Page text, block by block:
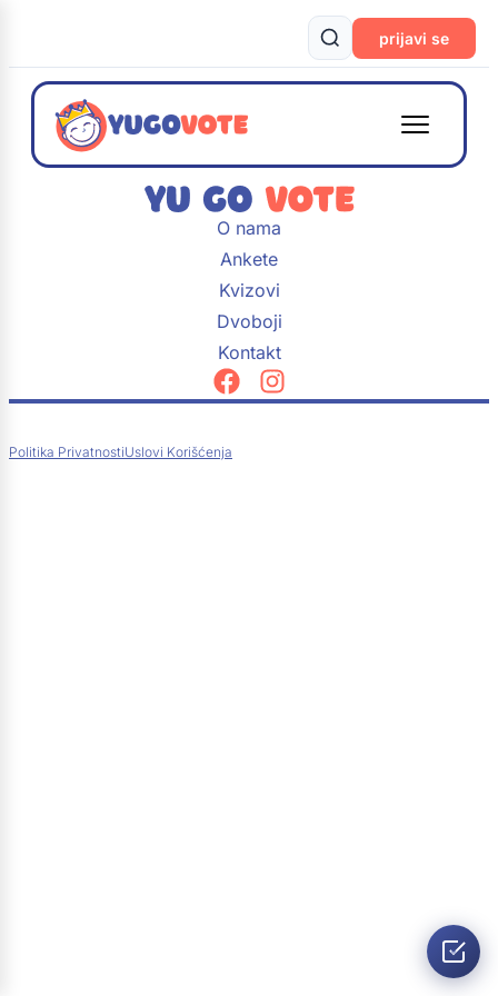
prijavi se
O nama
Ankete
Kvizovi
Dvoboji
Kontakt
Politika PrivatnostiUslovi Korišćenja